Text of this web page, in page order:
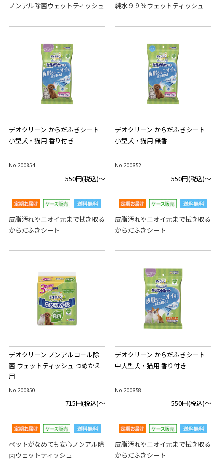
ノンアル除菌ウェットティッシュ
純水９９％ウェットティッシュ
デオクリーン からだふきシート
小型犬・猫用 香り付き
No.200854
550円(税込)～
皮脂汚れやニオイ元まで拭き取る
からだふきシート
デオクリーン からだふきシート
小型犬・猫用 無香
No.200852
550円(税込)～
皮脂汚れやニオイ元まで拭き取る
からだふきシート
デオクリーン ノンアルコール除
菌 ウェットティッシュ つめかえ
用
No.200850
715円(税込)～
ペットがなめても安心ノンアル除
菌ウェットティッシュ
デオクリーン からだふきシート
中大型犬・猫用 香り付き
No.200858
550円(税込)～
皮脂汚れやニオイ元まで拭き取る
からだふきシート